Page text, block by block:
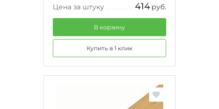
Цена за штуку
414 руб.
В корзину
Купить в 1 клик